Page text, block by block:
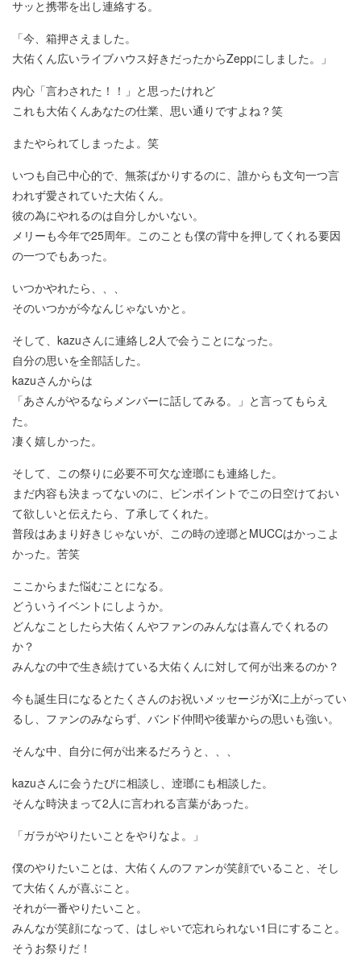
サッと携帯を出し連絡する。
「今、箱押さえました。
大佑くん広いライブハウス好きだったからZeppにしました。」
内心「言わされた！！」と思ったけれど
これも大佑くんあなたの仕業、思い通りですよね？笑
またやられてしまったよ。笑
いつも自己中心的で、無茶ばかりするのに、誰からも文句一つ言
われず愛されていた大佑くん。
彼の為にやれるのは自分しかいない。
メリーも今年で25周年。このことも僕の背中を押してくれる要因
の一つでもあった。
いつかやれたら、、、
そのいつかが今なんじゃないかと。
そして、kazuさんに連絡し2人で会うことになった。
自分の思いを全部話した。
kazuさんからは
「あさんがやるならメンバーに話してみる。」と言ってもらえ
た。
凄く嬉しかった。
そして、この祭りに必要不可欠な逹瑯にも連絡した。
まだ内容も決まってないのに、ピンポイントでこの日空けておい
て欲しいと伝えたら、了承してくれた。
普段はあまり好きじゃないが、この時の逹瑯とMUCCはかっこよ
かった。苦笑
ここからまた悩むことになる。
どういうイベントにしようか。
どんなことしたら大佑くんやファンのみんなは喜んでくれるの
か？
みんなの中で生き続けている大佑くんに対して何が出来るのか？
今も誕生日になるとたくさんのお祝いメッセージがXに上がってい
るし、ファンのみならず、バンド仲間や後輩からの思いも強い。
そんな中、自分に何が出来るだろうと、、、
kazuさんに会うたびに相談し、逹瑯にも相談した。
そんな時決まって2人に言われる言葉があった。
「ガラがやりたいことをやりなよ。」
僕のやりたいことは、大佑くんのファンが笑顔でいること、そし
て大佑くんが喜ぶこと。
それが一番やりたいこと。
みんなが笑顔になって、はしゃいで忘れられない1日にすること。
そうお祭りだ！